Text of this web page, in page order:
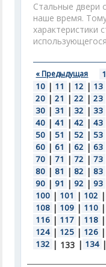
Стальные двери
наше время.
характеристики
« Предыдущая 1
10 | 11 | 12 | 13
20 | 21 | 22 | 23
30 | 31 | 32 | 33
40 | 41 | 42 | 43
50 | 51 | 52 | 53
60 | 61 | 62 | 63
70 | 71 | 72 | 73
80 | 81 | 82 | 83
90 | 91 | 92 | 93
100 | 101 | 102 |
108 | 109 | 110 |
116 | 117 | 118 |
124 | 125 | 126 |
132 | 133 | 134 |